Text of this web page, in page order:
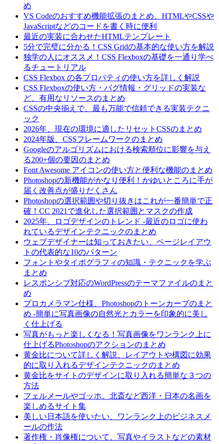
め
VS Codeのおすすめ機能拡張のまとめ、HTMLやCSSや
JavaScriptなどのコードを書く時に便利
最近の実装に合わせたHTMLテンプレート
5分で完璧に分かる！CSS Gridの基本的な使い方を解説
独学の人にオススメ！CSS Flexboxの基礎を一通り学べ
るチュートリアル
CSS Flexbox の各プロパティの使い方を詳しく解説
CSS Flexboxの使い方・バグ情報・グリッドの実装な
ど、有用なリソースのまとめ
CSSの中央揃えで、最も万能で信頼できる実装テクニ
ック
2026年、現在の環境に適したリセットCSSのまとめ
2024年版、CSSフレームワークのまとめ
Googleのアルゴリズムにおける検索順位に影響を与え
る200+個の要因のまとめ
Font Awesome アイコンの使い方と便利な機能のまとめ
Photoshopの新機能がかなり便利！かゆいところに手が
届く改善点が盛りだくさん
Photoshopの選択範囲や切り抜きはこれが一番簡単で正
確！CC 2021で進化した選択範囲とマスクの作成
2025年、ロゴデザインのトレンド -最近のロゴに使わ
れているデザインテクニックのまとめ
ウェブデザイナーは知っておきたい、ページレイアウ
トの代表的な10のパターン
フォントやタイポグラフィの知識・テクニックを学ぶ
まとめ
レスポンシブ対応のWordPressのテーマファイルのまと
め
プロカメラマン仕様、Photoshopのトーンカーブのまと
め -簡単に写真画像の自然光とカラーを印象的に美し
く仕上げる
写真がもっと楽しくなる！写真画像をワンランク上に
仕上げるPhotoshopのアクションのまとめ
黄金比について詳しく解説、レイアウトや構図に効果
的に取り入れるデザインテクニックのまとめ
黄金比をサイトのデザインに取り入れる簡単な３つの
方法
フェルメールやゴッホ、北斎など西洋・日本の名画を
楽しめるサイト集
美しい日本語を使いたい、ワンランク上のビジネスメ
ールの作法
著作権・肖像権について、写真やイラストなどの素材